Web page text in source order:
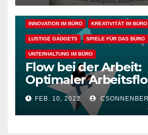
INNOVATION IM BÜRO KREATIVITÄT IM BÜRO
LUSTIGE GADGETS SPIELE FÜR DAS BÜRO
UNTERHALTUNG IM BÜRO
Flow bei der Arbeit:
Optimaler
wache Achtsamkeit
FEB. 10, 2022